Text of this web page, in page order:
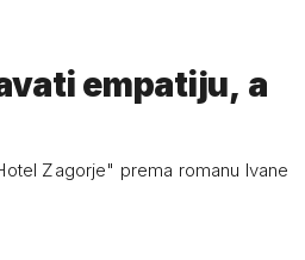
empatiju, a
Zagorje" prema romanu Ivane